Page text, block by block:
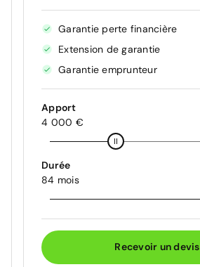
Garantie perte financière
Extension de garantie
Garantie emprunteur
Apport
4 000 €
Durée
84 mois
Recevoir un devis